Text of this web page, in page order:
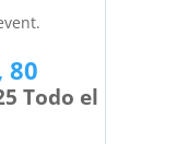
80
Todo el